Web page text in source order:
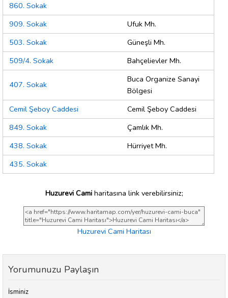
860. Sokak
909. Sokak
Ufuk Mh.
503. Sokak
Güneşli Mh.
509/4. Sokak
Bahçelievler Mh.
407. Sokak
Buca Organize Sanayi
Bölgesi
Cemil Şeboy Caddesi
Cemil Şeboy Caddesi
849. Sokak
Çamlık Mh.
438. Sokak
Hürriyet Mh.
435. Sokak
Huzurevi Camiharitasına link verebilirsiniz;
Huzurevi Cami Haritası
Yorumunuzu Paylaşın
İsminiz